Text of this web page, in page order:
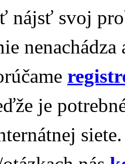
nájsť svoj
je